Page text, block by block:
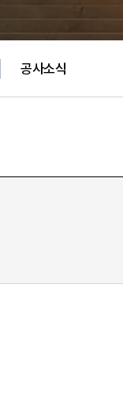
공사소식